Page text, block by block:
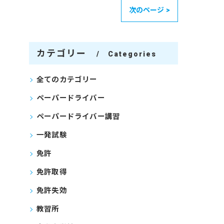
次のページ >
カテゴリー Categories
全てのカテゴリー
ペーパードライバー
ペーパードライバー講習
一発試験
免許
免許取得
免許失効
教習所